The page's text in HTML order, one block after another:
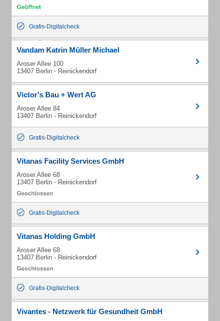
Gratis-Digitalcheck
Vandam Katrin Müller Michael
Aroser Allee 100
13407 Berlin - Reinickendorf
Victor's Bau + Wert AG
Aroser Allee 84
13407 Berlin - Reinickendorf
Gratis-Digitalcheck
Vitanas Facility Services GmbH
Aroser Allee 68
13407 Berlin - Reinickendorf
Gratis-Digitalcheck
Vitanas Holding GmbH
Aroser Allee 68
13407 Berlin - Reinickendorf
Gratis-Digitalcheck
Vivantes - Netzwerk für Gesundheit GmbH